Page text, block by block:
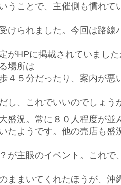
うことで、主催側も慣れて
けられました。今回は路線
がHPに掲載されていまし
場所は
４５分だったり、案内が悪
し、これでいいのでしょう
盛況。常に８０人程度が並
たようです。他の売店も盛
が主眼のイベント。これで
ままいてくれたほうが、沖